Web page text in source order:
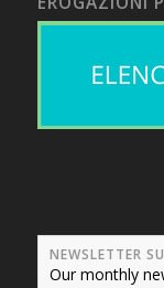
NEWSLETTER
Our monthly